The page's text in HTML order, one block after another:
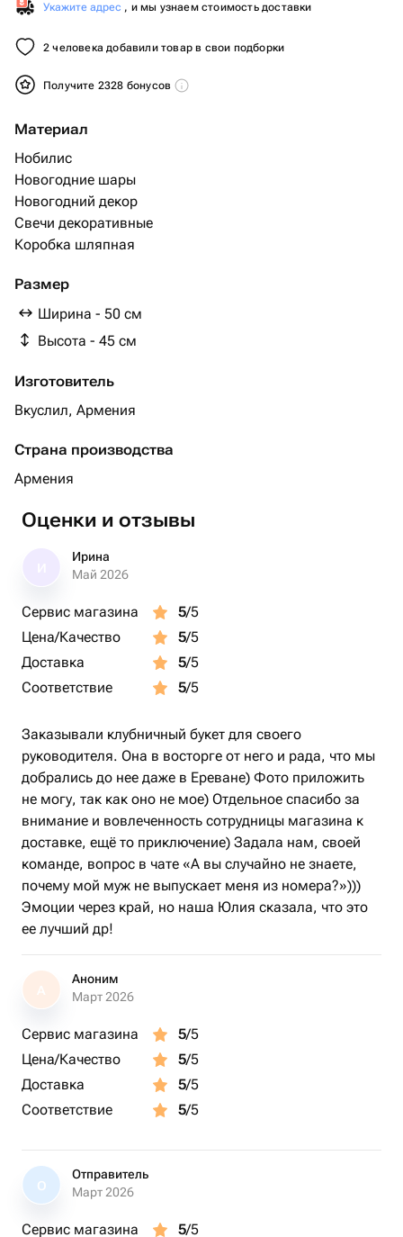
Укажите адрес , и мы узнаем стоимость доставки
2 человека добавили товар в свои подборки
Получите 2328 бонусов
Материал
Нобилис
Новогодние шары
Новогодний декор
Свечи декоративные
Коробка шляпная
Размер
Ширина - 50 см
Высота - 45 см
Изготовитель
Вкуслил, Армения
Страна производства
Армения
Оценки и отзывы
Ирина
Май 2026
Сервис магазина 5/5
Цена/Качество
5/5
Доставка
5/5
Соответствие
5/5
Заказывали клубничный букет для своего
руководителя. Она в восторге от него и рада, что мы
добрались до нее даже в Ереване) Фото приложить
не могу, так как оно не мое) Отдельное спасибо за
внимание и вовлеченность сотрудницы магазина к
доставке, ещё то приключение) Задала нам, своей
команде, вопрос в чате «А вы случайно не знаете,
почему мой муж не выпускает меня из номера?»)))
Эмоции через край, но наша Юлия сказала, что это
ее лучший др!
А
Аноним
Март 2026
Сервис магазина 5/5
Цена/Качество
5/5
Доставка
5/5
Соответствие
5/5
О
Отправитель
Март 2026
Сервис магазина 5/5